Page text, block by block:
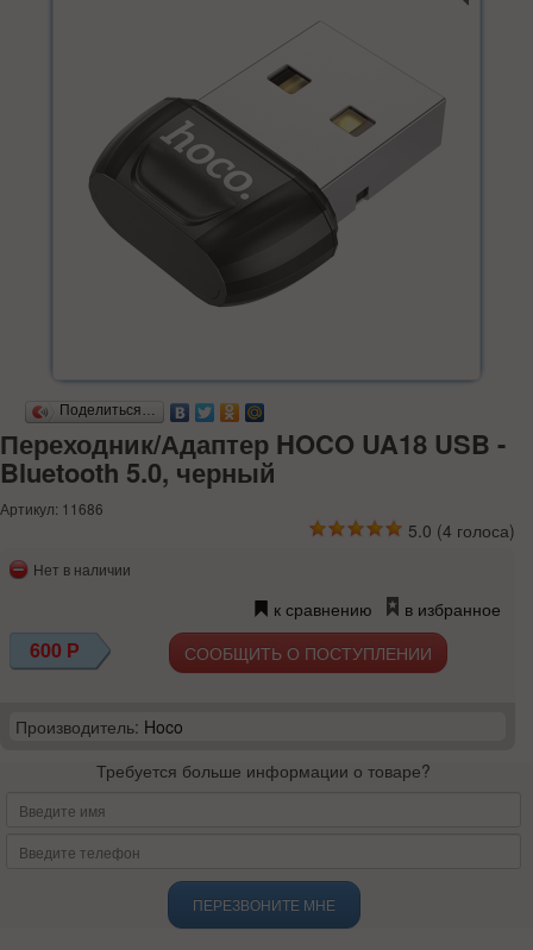
Поделиться…
Переходник/Адаптер HOCO UA18 USB -
Bluetooth 5.0, черный
Артикул: 11686
5.0 (4 голоса)
Нет в наличии
к сравнению в избранное
600 Р СООБЩИТЬ О ПОСТУПЛЕНИИ
Производитель: Hoco
Требуется больше информации о товаре?
ПЕРЕЗВОНИТЕ МНЕ